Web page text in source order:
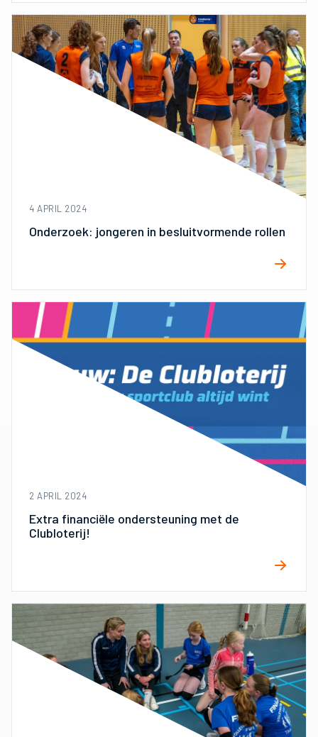
4 APRIL 2024
Onderzoek: jongeren in besluitvormende rollen
2 APRIL 2024
Extra financiële ondersteuning met de
Clubloterij!